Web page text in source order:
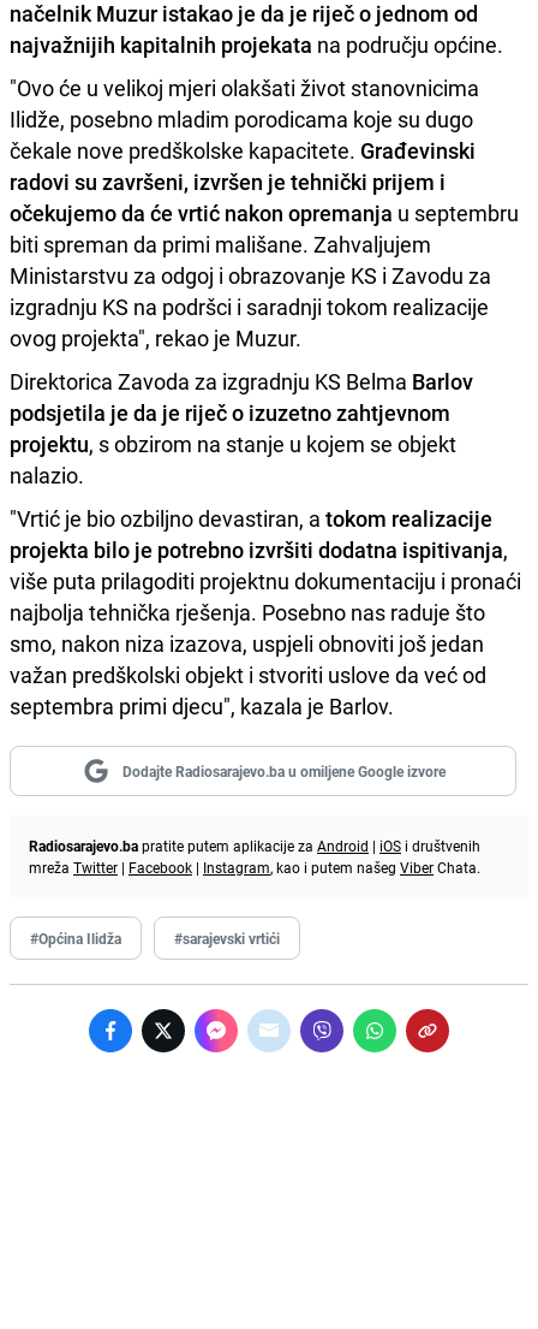
načelnik Muzur istakao je da je riječ o jednom od
najvažnijih kapitalnih projekata na području općine.
"Ovo će u velikoj mjeri olakšati život stanovnicima
Ilidže, posebno mladim porodicama koje su dugo
čekale nove predškolske kapacitete. Građevinski
radovi su završeni, izvršen je tehnički prijem i
očekujemo da će vrtić nakon opremanja u septembru
biti spreman da primi mališane. Zahvaljujem
Ministarstvu za odgoj i obrazovanje KS i Zavodu za
izgradnju KS na podršci i saradnji tokom realizacije
ovog projekta", rekao je Muzur.
Direktorica Zavoda za izgradnju KS Belma Barlov
podsjetila je da je riječ o izuzetno zahtjevnom
projektu, s obzirom na stanje u kojem se objekt
nalazio.
"Vrtić je bio ozbiljno devastiran, a tokom realizacije
projekta bilo je potrebno izvršiti dodatna ispitivanja,
više puta prilagoditi projektnu dokumentaciju i pronaći
najbolja tehnička rješenja. Posebno nas raduje što
smo, nakon niza izazova, uspjeli obnoviti još jedan
važan predškolski objekt i stvoriti uslove da već od
septembra primi djecu", kazala je Barlov.
Dodajte Radiosarajevo.ba u omiljene Google izvore
Radiosarajevo.bapratite putem aplikacije za Android | iOS i društvenih
mreža Twitter | Facebook | Instagram, kao i putem našeg ViberChata.
#Općina Ilidža #sarajevski vrtići